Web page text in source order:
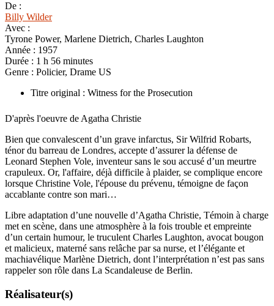
De :
Billy Wilder
Avec :
Tyrone Power, Marlene Dietrich, Charles Laughton
Année : 1957
Durée : 1 h 56 minutes
Genre : Policier, Drame US
Titre original : Witness for the Prosecution
D'après l'oeuvre de Agatha Christie
Bien que convalescent d’un grave infarctus, Sir Wilfrid Robarts,
ténor du barreau de Londres, accepte d’assurer la défense de
Leonard Stephen Vole, inventeur sans le sou accusé d’un meurtre
crapuleux. Or, l'affaire, déjà difficile à plaider, se complique encore
lorsque Christine Vole, l'épouse du prévenu, témoigne de façon
accablante contre son mari…
Libre adaptation d’une nouvelle d’Agatha Christie, Témoin à charge
met en scène, dans une atmosphère à la fois trouble et empreinte
d’un certain humour, le truculent Charles Laughton, avocat bougon
et malicieux, materné sans relâche par sa nurse, et l’élégante et
machiavélique Marlène Dietrich, dont l’interprétation n’est pas sans
rappeler son rôle dans La Scandaleuse de Berlin.
Réalisateur(s)